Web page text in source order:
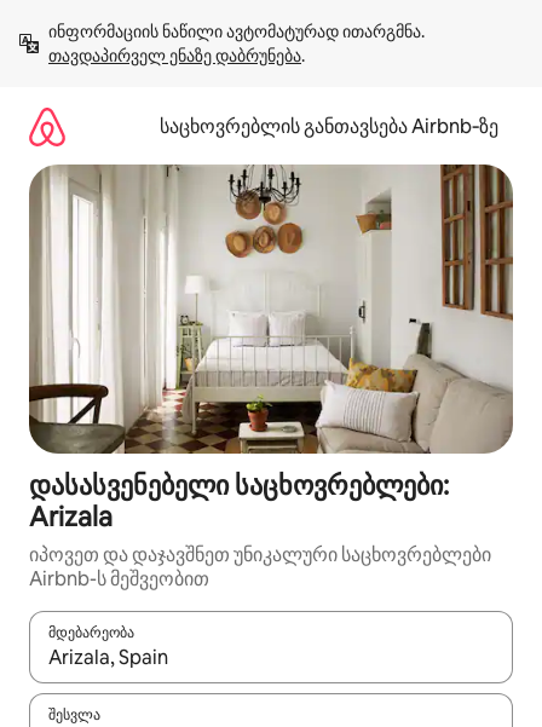
გადასვლა
თავდაპირველ ენაზე დაბრუნება.
საცხოვრებლის განთავსება Airbnb‑ზე
დასასვენებელი საცხოვრებლები:
Arizala
იპოვეთ და დაჯავშნეთ უნიკალური საცხოვრებლები
Airbnb-ს მეშვეობით
მდებარეობა
როცა შედეგები ხელმისაწვდომი გახდება, ნავიგაციისთვის
შესვლა